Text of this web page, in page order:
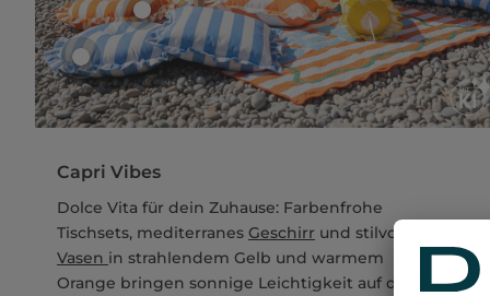
Capri Vibes
Dolce Vita für dein Zuhause: Farbenfrohe
Tischsets, mediterranes Geschirr und stilvolle
Vasen in strahlendem Gelb und warmem
Orange bringen sonnige Leichtigkeit auf deinen